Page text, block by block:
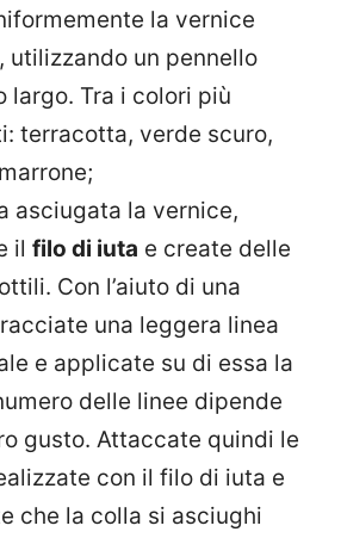
la vernice
utilizzando un pennello
largo. Tra i colori più
terracotta, verde scuro,
asciugata la vernice,
il filo di iuta e create delle
Con l’aiuto di una
una leggera linea
e applicate su di essa la
delle linee dipende
gusto. Attaccate quindi le
con il filo di iuta e
che la colla si asciughi